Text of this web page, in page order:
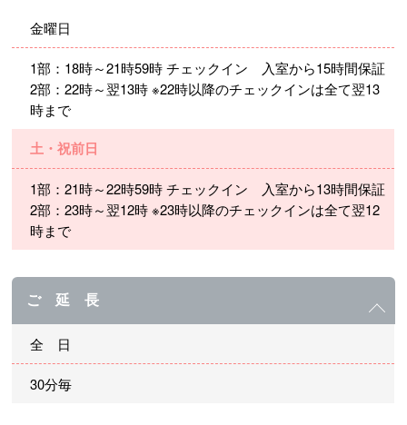
金曜日
1部：18時～21時59時 チェックイン 入室から15時間保証
2部：22時～翌13時 ※22時以降のチェックインは全て翌13
時まで
土・祝前日
1部：21時～22時59時 チェックイン 入室から13時間保証
2部：23時～翌12時 ※23時以降のチェックインは全て翌12
時まで
ご 延 長
全 日
30分毎